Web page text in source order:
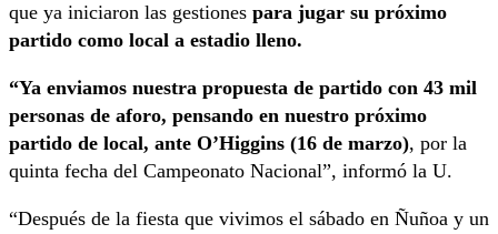
que ya iniciaron las gestiones para jugar su próximo
partido como local a estadio lleno.
“Ya enviamos nuestra propuesta de partido con 43 mil
personas de aforo, pensando en nuestro próximo
partido de local, ante O’Higgins (16 de marzo), por la
quinta fecha del Campeonato Nacional”, informó la U.
“Después de la fiesta que vivimos el sábado en Ñuñoa y un